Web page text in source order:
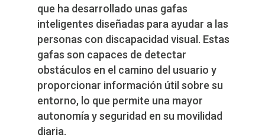
que ha desarrollado unas gafas
inteligentes diseñadas para ayudar a las
personas con discapacidad visual. Estas
gafas son capaces de detectar
obstáculos en el camino del usuario y
proporcionar información útil sobre su
entorno, lo que permite una mayor
autonomía y seguridad en su movilidad
diaria.